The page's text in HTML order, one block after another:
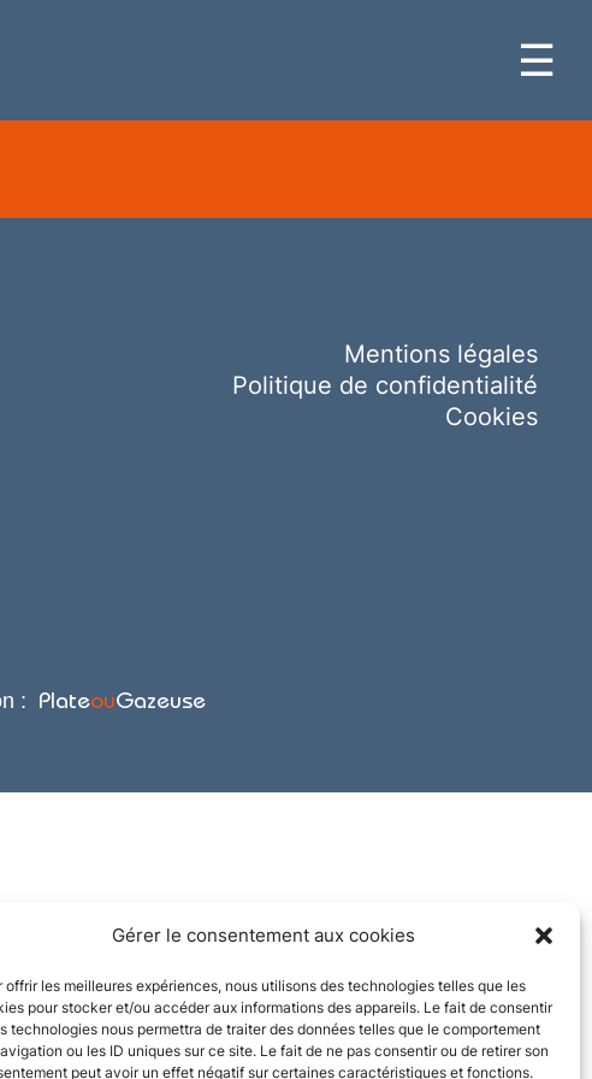
Gérer le consentement aux cookies
offrir les meilleures expériences, nous utilisons des technologies telles que les
pour stocker et/ou accéder aux informations des appareils. Le fait de consentir
technologies nous permettra de traiter des données telles que le comportement
ou les ID uniques sur ce site. Le fait de ne pas consentir ou de retirer son
peut avoir un effet négatif sur certaines caractéristiques et fonctions.
☰
Mentions légales
Politique de confidentialité
Cookies
: PlateouGazeuse